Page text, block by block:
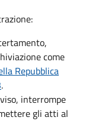
come
Repubblica
.
interrompe
gli atti al